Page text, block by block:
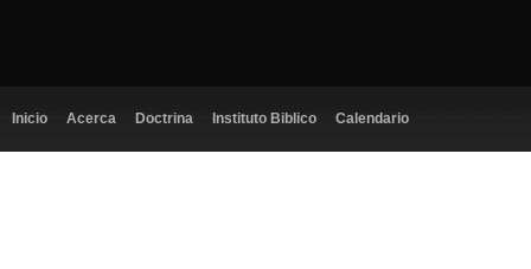
Inicio Acerca Doctrina Instituto Biblico Calendario